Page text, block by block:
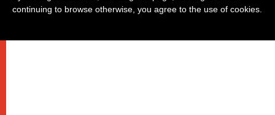
continuing to browse otherwise, you agree to the use of cookies.